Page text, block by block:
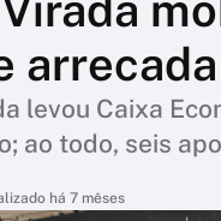
levou Caixa
ao todo, seis
há 7 mêses